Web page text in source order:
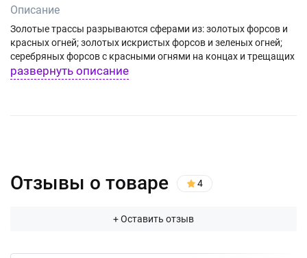
Описание
Золотые трассы разрываются сферами из: золотых форсов и
красных огней; золотых искристых форсов и зеленых огней;
серебряных форсов с красными огнями на концах и трещащих
огней; золотых искристых форсов и белых мерцающих огней.
развернуть описание
Отзывы о товаре 4
+ Оставить отзыв